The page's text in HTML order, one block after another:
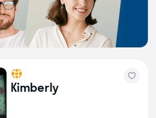
Kimberly